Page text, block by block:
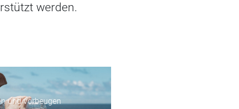
werden.
und vorbeugen